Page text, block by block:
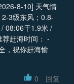
8-10] 天气情
2-3级东风；0.8-
08:06干1.9米 /
赶海时间： -
，祝你赶海愉
0 回复